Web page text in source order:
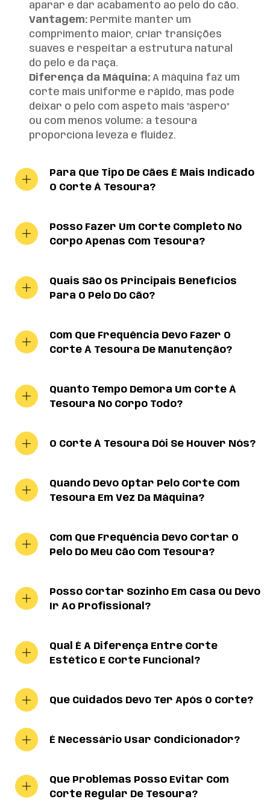
aparar e dar acabamento ao pelo do cão.
Vantagem: Permite manter um
comprimento maior, criar transições
suaves e respeitar a estrutura natural
do pelo e da raça.
Diferença da Máquina: A máquina faz um
corte mais uniforme e rápido, mas pode
deixar o pelo com aspeto mais "áspero"
ou com menos volume; a tesoura
proporciona leveza e fluidez.
Para Que Tipo De Cães É Mais Indicado
O Corte À Tesoura?
Posso Fazer Um Corte Completo No
Corpo Apenas Com Tesoura?
Quais São Os Principais Benefícios
Para O Pelo Do Cão?
Com Que Frequência Devo Fazer O
Corte À Tesoura De Manutenção?
Quanto Tempo Demora Um Corte À
Tesoura No Corpo Todo?
O Corte À Tesoura Dói Se Houver Nós?
Quando Devo Optar Pelo Corte Com
Tesoura Em Vez Da Máquina?
Com Que Frequência Devo Cortar O
Pelo Do Meu Cão Com Tesoura?
Posso Cortar Sozinho Em Casa Ou Devo
Ir Ao Profissional?
Qual É A Diferença Entre Corte
Estético E Corte Funcional?
Que Cuidados Devo Ter Após O Corte?
É Necessário Usar Condicionador?
Que Problemas Posso Evitar Com
Corte Regular De Tesoura?